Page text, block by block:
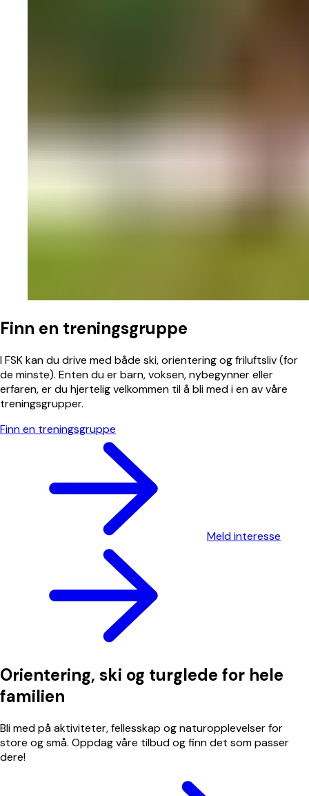
Finn en treningsgruppe
I FSK kan du drive med både ski, orientering og friluftsliv (for
de minste). Enten du er barn, voksen, nybegynner eller
erfaren, er du hjertelig velkommen til å bli med i en av våre
treningsgrupper.
Finn en treningsgruppe
Meld interesse
Orientering, ski og turglede for hele
familien
Bli med på aktiviteter, fellesskap og naturopplevelser for
store og små. Oppdag våre tilbud og finn det som passer
dere!